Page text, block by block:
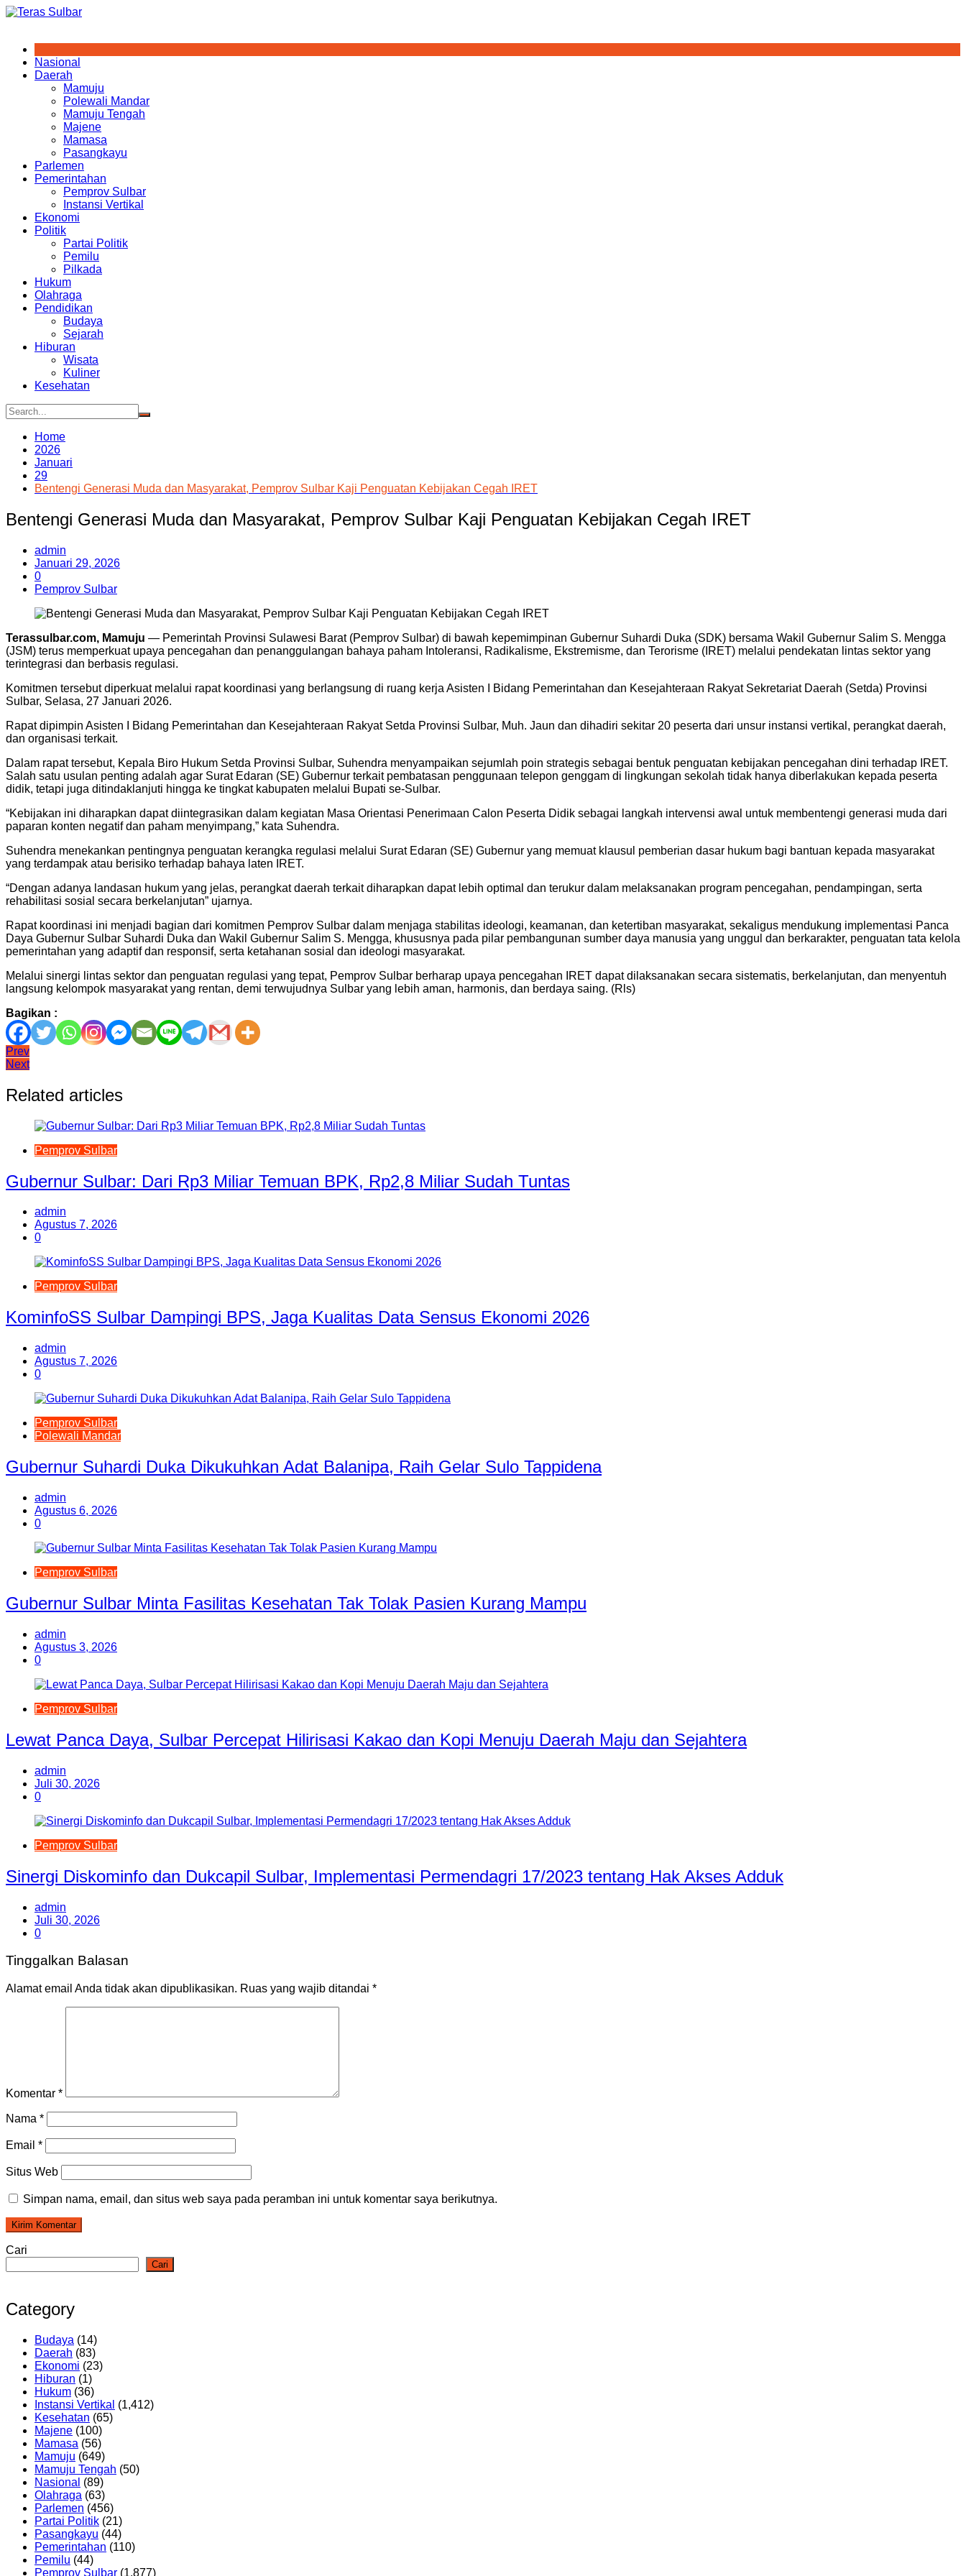
Skip
Nasional
Daerah
Mamuju
Polewali Mandar
Mamuju Tengah
Majene
Mamasa
Pasangkayu
Parlemen
Pemerintahan
Pemprov Sulbar
Instansi Vertikal
Ekonomi
Politik
Partai Politik
Pemilu
Pilkada
Hukum
Olahraga
Pendidikan
Budaya
Sejarah
Hiburan
Wisata
Kuliner
Kesehatan
Home
2026
Januari
29
Bentengi Generasi Muda dan Masyarakat, Pemprov Sulbar Kaji Penguatan Kebijakan Cegah IRET
Bentengi Generasi Muda dan Masyarakat, Pemprov Sulbar Kaji Penguatan Kebijakan Cegah IRET
admin
Januari 29, 2026
0
Pemprov Sulbar
Terassulbar.com, Mamuju — Pemerintah Provinsi Sulawesi Barat (Pemprov Sulbar) di bawah kepemimpinan Gubernur Suhardi Duka (SDK) bersama Wakil Gubernur Salim S. Mengga
(JSM) terus memperkuat upaya pencegahan dan penanggulangan bahaya paham Intoleransi, Radikalisme, Ekstremisme, dan Terorisme (IRET) melalui pendekatan lintas sektor yang
terintegrasi dan berbasis regulasi.
Komitmen tersebut diperkuat melalui rapat koordinasi yang berlangsung di ruang kerja Asisten I Bidang Pemerintahan dan Kesejahteraan Rakyat Sekretariat Daerah (Setda) Provinsi
Sulbar, Selasa, 27 Januari 2026.
Rapat dipimpin Asisten I Bidang Pemerintahan dan Kesejahteraan Rakyat Setda Provinsi Sulbar, Muh. Jaun dan dihadiri sekitar 20 peserta dari unsur instansi vertikal, perangkat daerah,
dan organisasi terkait.
Dalam rapat tersebut, Kepala Biro Hukum Setda Provinsi Sulbar, Suhendra menyampaikan sejumlah poin strategis sebagai bentuk penguatan kebijakan pencegahan dini terhadap IRET.
Salah satu usulan penting adalah agar Surat Edaran (SE) Gubernur terkait pembatasan penggunaan telepon genggam di lingkungan sekolah tidak hanya diberlakukan kepada peserta
didik, tetapi juga ditindaklanjuti hingga ke tingkat kabupaten melalui Bupati se-Sulbar.
“Kebijakan ini diharapkan dapat diintegrasikan dalam kegiatan Masa Orientasi Penerimaan Calon Peserta Didik sebagai langkah intervensi awal untuk membentengi generasi muda dari
paparan konten negatif dan paham menyimpang,” kata Suhendra.
Suhendra menekankan pentingnya penguatan kerangka regulasi melalui Surat Edaran (SE) Gubernur yang memuat klausul pemberian dasar hukum bagi bantuan kepada masyarakat
yang terdampak atau berisiko terhadap bahaya laten IRET.
“Dengan adanya landasan hukum yang jelas, perangkat daerah terkait diharapkan dapat lebih optimal dan terukur dalam melaksanakan program pencegahan, pendampingan, serta
rehabilitasi sosial secara berkelanjutan” ujarnya.
Rapat koordinasi ini menjadi bagian dari komitmen Pemprov Sulbar dalam menjaga stabilitas ideologi, keamanan, dan ketertiban masyarakat, sekaligus mendukung implementasi Panca
Daya Gubernur Sulbar Suhardi Duka dan Wakil Gubernur Salim S. Mengga, khususnya pada pilar pembangunan sumber daya manusia yang unggul dan berkarakter, penguatan tata kelola
pemerintahan yang adaptif dan responsif, serta ketahanan sosial dan ideologi masyarakat.
Melalui sinergi lintas sektor dan penguatan regulasi yang tepat, Pemprov Sulbar berharap upaya pencegahan IRET dapat dilaksanakan secara sistematis, berkelanjutan, dan menyentuh
langsung kelompok masyarakat yang rentan, demi terwujudnya Sulbar yang lebih aman, harmonis, dan berdaya saing. (Rls)
Bagikan :
Navigasi
pos
Prev
Next
Related articles
Pemprov Sulbar
Gubernur Sulbar: Dari Rp3 Miliar Temuan BPK, Rp2,8 Miliar Sudah Tuntas
admin
Agustus 7, 2026
0
Pemprov Sulbar
KominfoSS Sulbar Dampingi BPS, Jaga Kualitas Data Sensus Ekonomi 2026
admin
Agustus 7, 2026
0
Pemprov Sulbar
Polewali Mandar
Gubernur Suhardi Duka Dikukuhkan Adat Balanipa, Raih Gelar Sulo Tappidena
admin
Agustus 6, 2026
0
Pemprov Sulbar
Gubernur Sulbar Minta Fasilitas Kesehatan Tak Tolak Pasien Kurang Mampu
admin
Agustus 3, 2026
0
Pemprov Sulbar
Lewat Panca Daya, Sulbar Percepat Hilirisasi Kakao dan Kopi Menuju Daerah Maju dan Sejahtera
admin
Juli 30, 2026
0
Pemprov Sulbar
Sinergi Diskominfo dan Dukcapil Sulbar, Implementasi Permendagri 17/2023 tentang Hak Akses Adduk
admin
Juli 30, 2026
0
Tinggalkan Balasan
Alamat email Anda tidak akan dipublikasikan. Ruas yang wajib ditandai *
Komentar *
Nama *
Email *
Situs Web
Simpan nama, email, dan situs web saya pada peramban ini untuk komentar saya berikutnya.
Cari
Cari
Category
Budaya (14)
Daerah (83)
Ekonomi (23)
Hiburan (1)
Hukum (36)
Instansi Vertikal (1,412)
Kesehatan (65)
Majene (100)
Mamasa (56)
Mamuju (649)
Mamuju Tengah (50)
Nasional (89)
Olahraga (63)
Parlemen (456)
Partai Politik (21)
Pasangkayu (44)
Pemerintahan (110)
Pemilu (44)
Pemprov Sulbar (1,877)